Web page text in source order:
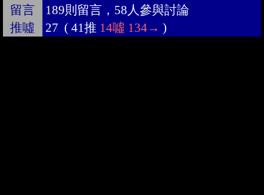
留言
189則留言，58人參與討論
推噓
27 ( 41推 14噓 134→ )